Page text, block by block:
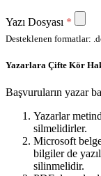
Yazı Dosyası *
Desteklenen formatlar:
Yazarlara Çifte Kör
Başvuruların yazar
Yazarlar
silmelidirler.
Microsoft
bilgiler de
silinmelidir.